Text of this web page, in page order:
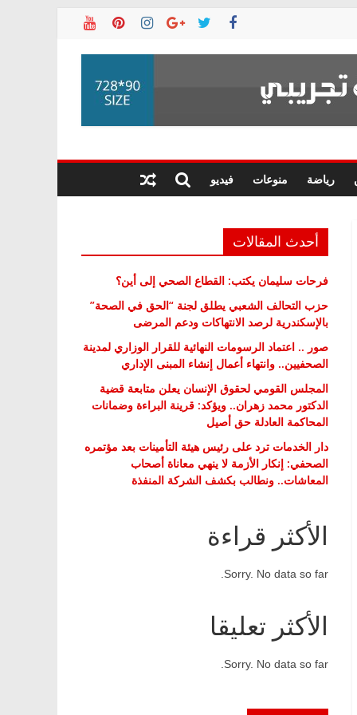
رياضة منوعات فيديو
أحدث المقالات
فرحات سليمان يكتب: القطاع الصحي إلى أين؟
حزب التحالف الشعبي يطلق لجنة “الحق في الصحة”
بالإسكندرية لرصد الانتهاكات ودعم المرضى
صور .. اعتماد الرسومات النهائية للقرار الوزاري لمدينة
الصحفيين.. وانتهاء أعمال إنشاء المبنى الإداري
المجلس القومي لحقوق الإنسان يعلن متابعة قضية
الدكتور محمد زهران.. ويؤكد: قرينة البراءة وضمانات
المحاكمة العادلة حق أصيل
دار الخدمات ترد على رئيس هيئة التأمينات بعد مؤتمره
الصحفي: إنكار الأزمة لا ينهي معاناة أصحاب
المعاشات.. ونطالب بكشف الشركة المنفذة
الأكثر قراءة
Sorry. No data so far.
الأكثر تعليقا
Sorry. No data so far.